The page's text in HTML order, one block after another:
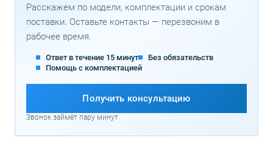
Расскажем по модели, комплектации и срокам
поставки. Оставьте контакты — перезвоним в
рабочее время.
Ответ в течение 15 минут
Без обязательств
Помощь с комплектацией
Получить консультацию
Звонок займёт пару минут